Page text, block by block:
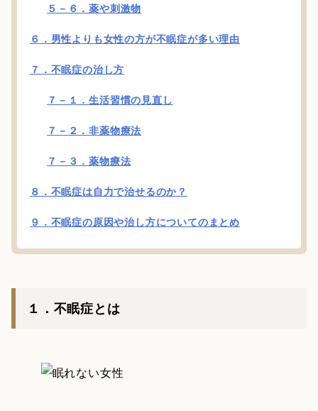
５－６．薬や刺激物
６．男性よりも女性の方が不眠症が多い理由
７．不眠症の治し方
７－１．生活習慣の見直し
７－２．非薬物療法
７－３．薬物療法
８．不眠症は自力で治せるのか？
９．不眠症の原因や治し方についてのまとめ
１．不眠症とは